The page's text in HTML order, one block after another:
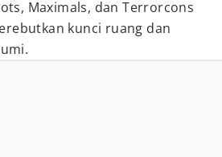
Maximals, dan Terrorcons
kunci ruang dan